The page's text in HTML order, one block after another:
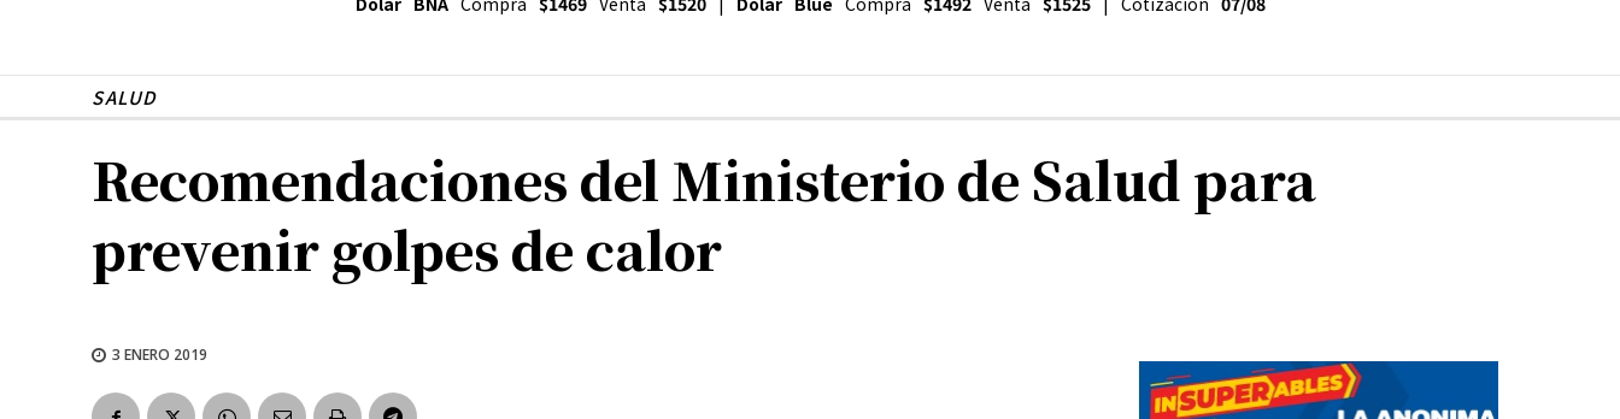
SALUD
Recomendaciones del Ministerio de Salud para
prevenir golpes de calor
3 ENERO 2019